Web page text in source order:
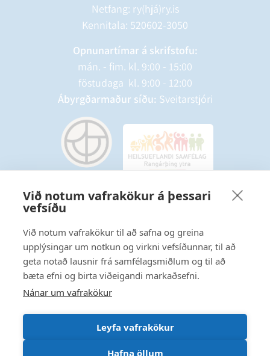
Við notum vafrakökur á þessari
vefsíðu
Við notum vafrakökur til að safna og greina
upplýsingar um notkun og virkni vefsíðunnar, til að
geta notað lausnir frá samfélagsmiðlum og til að
bæta efni og birta viðeigandi markaðsefni.
Nánar um vafrakökur
Leyfa vafrakökur
Hafna öllum
Netfang: ry(hjá)ry.is
Kennitala: 520602-3050
Opnunartímar á skrifstofu:
mán. - fim. kl. 9:00 - 15:00
föstudaga kl. 9:00 - 12:00
Ábyrgðarmaður síðu: Sveitarstjóri
Starfsmannavefur
Hafðu samband
Ritstjórnarstefna
Fylgstu með á Facebook